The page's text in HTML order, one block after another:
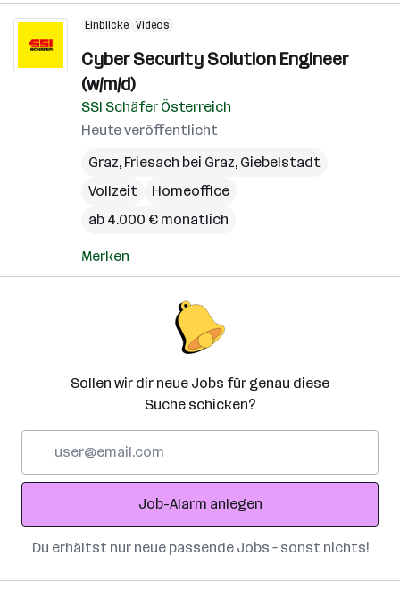
Einblicke Videos
Cyber Security Solution Engineer
(w/m/d)
SSI Schäfer Österreich
Heute veröffentlicht
Graz, Friesach bei Graz, Giebelstadt
Vollzeit
Homeoffice
ab 4.000 € monatlich
Merken
Sollen wir dir neue Jobs für genau diese
Suche schicken?
Adresse
Job-Alarm anlegen
Du erhältst nur neue passende Jobs – sonst nichts!